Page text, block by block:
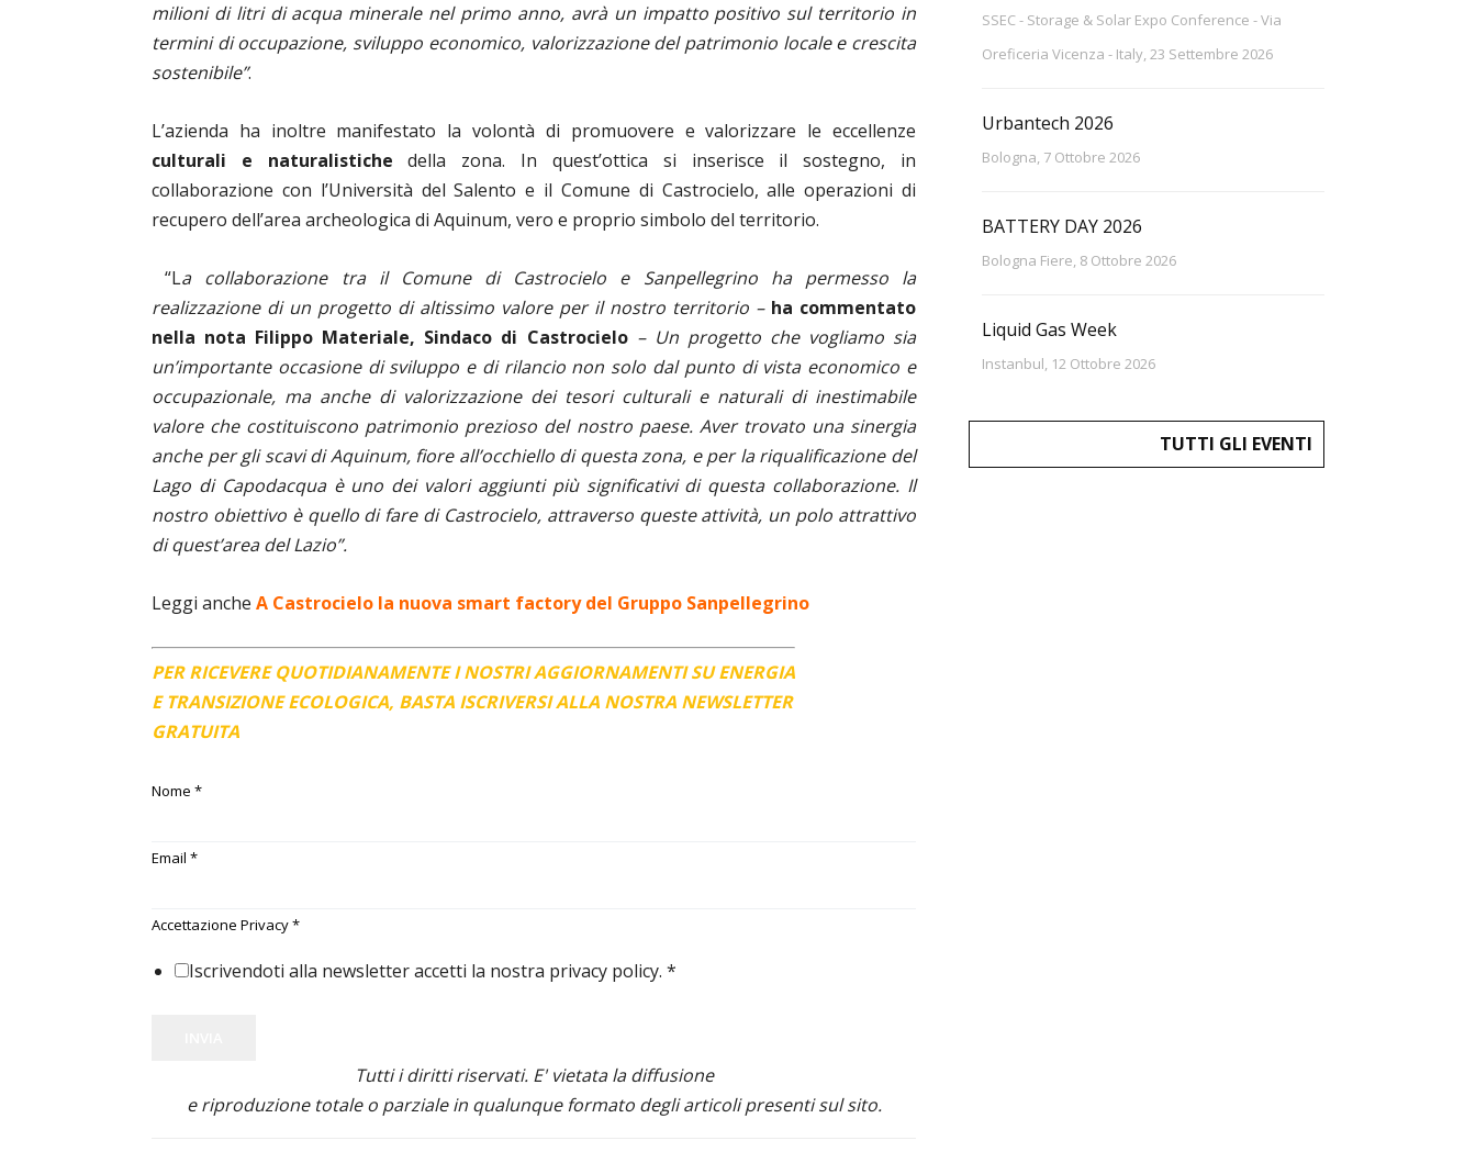
milioni di litri di acqua minerale nel primo anno, avrà un impatto positivo sul territorio in
termini di occupazione, sviluppo economico, valorizzazione del patrimonio locale e crescita
sostenibile”.
L’azienda ha inoltre manifestato la volontà di promuovere e valorizzare le eccellenze
culturali e naturalistiche della zona. In quest’ottica si inserisce il sostegno, in
collaborazione con l’Università del Salento e il Comune di Castrocielo, alle operazioni di
recupero dell’area archeologica di Aquinum, vero e proprio simbolo del territorio.
“La collaborazione tra il Comune di Castrocielo e Sanpellegrino ha permesso la
realizzazione di un progetto di altissimo valore per il nostro territorio – ha commentato
nella nota Filippo Materiale, Sindaco di Castrocielo– Un progetto che vogliamo sia
un’importante occasione di sviluppo e di rilancio non solo dal punto di vista economico e
occupazionale, ma anche di valorizzazione dei tesori culturali e naturali di inestimabile
valore che costituiscono patrimonio prezioso del nostro paese. Aver trovato una sinergia
anche per gli scavi di Aquinum, fiore all’occhiello di questa zona, e per la riqualificazione del
Lago di Capodacqua è uno dei valori aggiunti più significativi di questa collaborazione. Il
nostro obiettivo è quello di fare di Castrocielo, attraverso queste attività, un polo attrattivo
di quest’area del Lazio”.
Leggi anche A Castrocielo la nuova smart factory del Gruppo Sanpellegrino
PER RICEVERE QUOTIDIANAMENTE I NOSTRI AGGIORNAMENTI SU ENERGIA
E TRANSIZIONE ECOLOGICA, BASTA ISCRIVERSI ALLA NOSTRA NEWSLETTER
GRATUITA
Nome *
Email *
Accettazione Privacy*
Iscrivendoti alla newsletter accetti la nostra privacy policy. *
Tutti i diritti riservati. E' vietata la diffusione
e riproduzione totale o parziale in qualunque formato degli articoli presenti sul sito.
SSEC - Storage & Solar Expo Conference - Via
Oreficeria Vicenza - Italy, 23 Settembre 2026
Urbantech 2026
Bologna, 7 Ottobre 2026
BATTERY DAY 2026
Bologna Fiere, 8 Ottobre 2026
Liquid Gas Week
Instanbul, 12 Ottobre 2026
TUTTI GLI EVENTI